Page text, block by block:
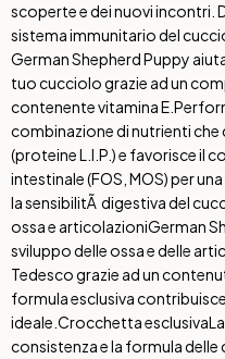
scoperte e dei nuovi incontri.
sistema immunitario del
German Shepherd Puppy
tuo cucciolo grazie ad un
contenente vitamina E.
combinazione di nutrienti
(proteine L.I.P.) e favorisce il
intestinale (FOS, MOS) per
la sensibilitÃ digestiva del
ossa e articolazioniGerman
sviluppo delle ossa e delle
Tedesco grazie ad un
formula esclusiva
ideale. Crocchetta esclusiva
consistenza e la formula